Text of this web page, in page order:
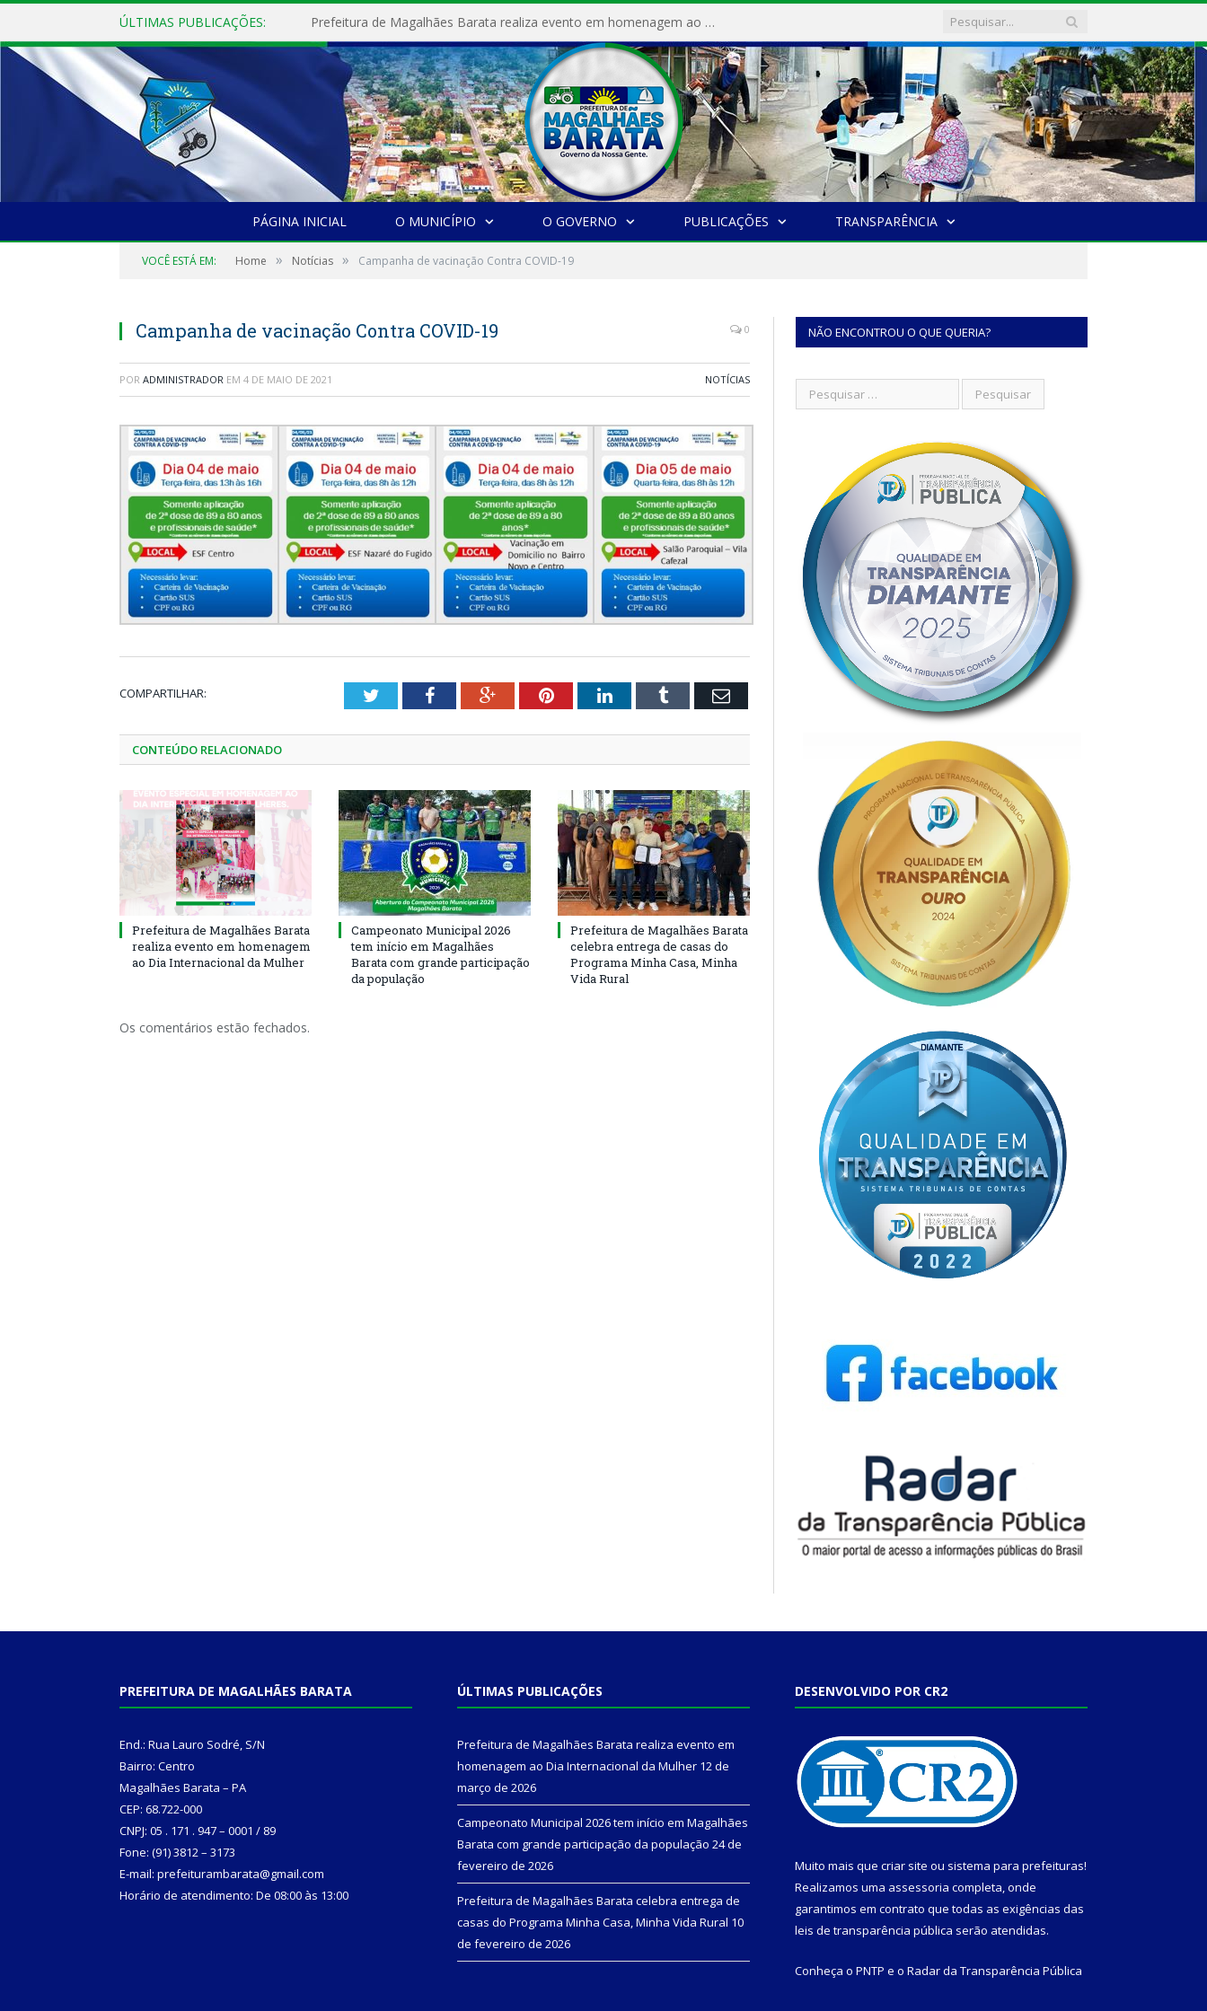
ÚLTIMAS PUBLICAÇÕES: Prefeitura de Magalhães Barata realiza evento em homenagem ao Dia Internacional da Mulher
PÁGINA INICIAL O MUNICÍPIO O GOVERNO PUBLICAÇÕES TRANSPARÊNCIA
VOCÊ ESTÁ EM: Home » Notícias » Campanha de vacinação Contra COVID-19
Campanha de vacinação Contra COVID-19 0
POR ADMINISTRADOR EM 4 DE MAIO DE 2021 NOTÍCIAS
COMPARTILHAR: TwitterFacebookGoogle+PinterestLinkedInTumblr Email
CONTEÚDO RELACIONADO
Prefeitura de Magalhães Barata
realiza evento em homenagem
ao Dia Internacional da Mulher
Campeonato Municipal 2026
tem início em Magalhães
Barata com grande participação
da população
Prefeitura de Magalhães Barata
celebra entrega de casas do
Programa Minha Casa, Minha
Vida Rural
Os comentários estão fechados.
NÃO ENCONTROU O QUE QUERIA?
PREFEITURA DE MAGALHÃES BARATA
End.: Rua Lauro Sodré, S/N
Bairro: Centro
Magalhães Barata – PA
CEP: 68.722-000
CNPJ: 05 . 171 . 947 – 0001 / 89
Fone: (91) 3812 – 3173
E-mail: prefeiturambarata@gmail.com
Horário de atendimento: De 08:00 às 13:00
ÚLTIMAS PUBLICAÇÕES
Prefeitura de Magalhães Barata realiza evento em
homenagem ao Dia Internacional da Mulher 12 de
março de 2026
Campeonato Municipal 2026 tem início em Magalhães
Barata com grande participação da população 24 de
fevereiro de 2026
Prefeitura de Magalhães Barata celebra entrega de
casas do Programa Minha Casa, Minha Vida Rural 10
de fevereiro de 2026
DESENVOLVIDO POR CR2
Muito mais que criar site ou sistema para prefeituras!
Realizamos uma assessoria completa, onde
garantimos em contrato que todas as exigências das
leis de transparência pública serão atendidas.
Conheça o PNTP e o Radar da Transparência Pública